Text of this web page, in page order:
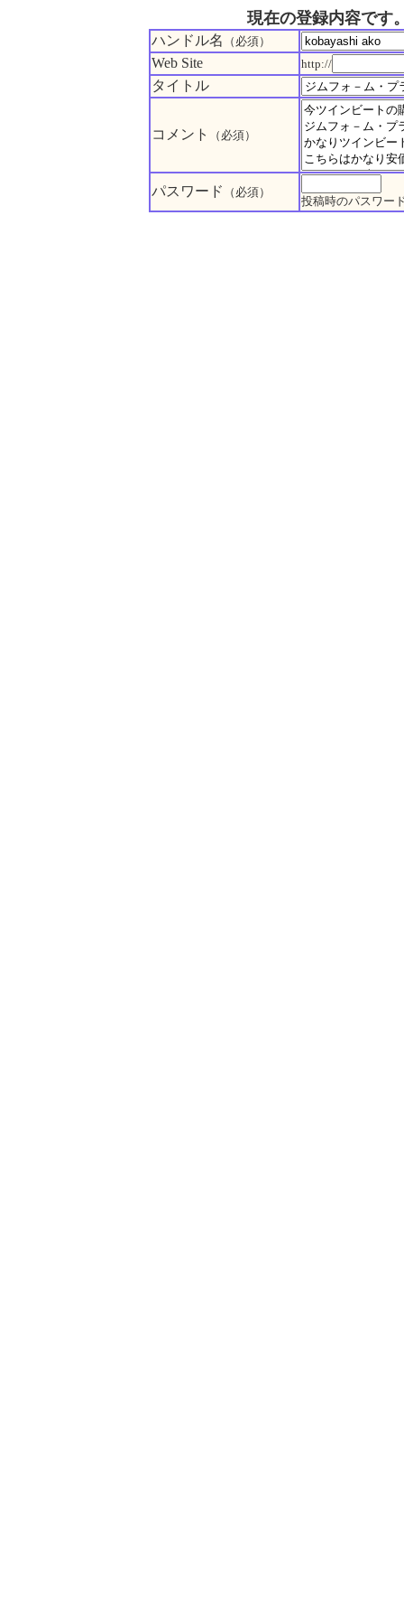
現在の登録内容です
ハンドル名 （必須）
Web Site http://
タイトル
コメント （必須）
パスワード （必須）
投稿時のパスワー